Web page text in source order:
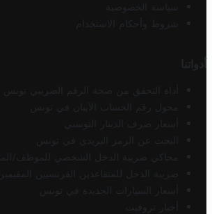
سياسة الخصوصية
شروط وأحكام الاستخدام
أدواتنا
أداة التحقق من صحة الرقم الضريبي تونس
محول رقم الحساب الآيبان في تونس
أسعار صرف الدينار التونسي
البحث عن الرمز البريدي في تونس
محاكي ضريبة الدخل الشخصي للموظف/
ضريبة الدخل للمتقاعدين الفرنسيين
أسعار السيارات الجديدة في تونس
أخبار تروفيت